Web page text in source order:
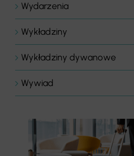
Wydarzenia
Wykładziny
Wykładziny dywanowe
Wywiad